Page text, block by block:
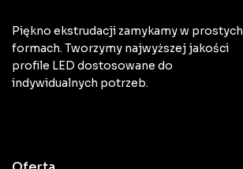
Piękno ekstrudacji zamykamy w prostych
formach. Tworzymy najwyższej jakości
profile LED dostosowane do
indywidualnych potrzeb.